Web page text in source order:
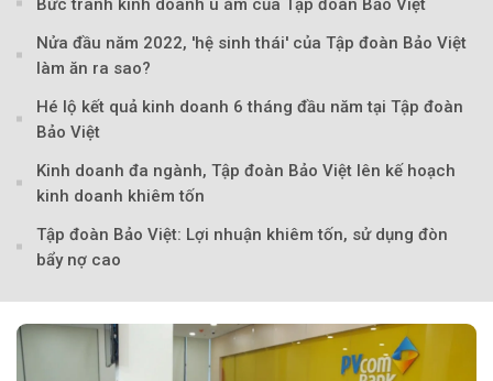
Bức tranh kinh doanh u ám của Tập đoàn Bảo Việt
Nửa đầu năm 2022, 'hệ sinh thái' của Tập đoàn Bảo Việt
làm ăn ra sao?
Hé lộ kết quả kinh doanh 6 tháng đầu năm tại Tập đoàn
Bảo Việt
Kinh doanh đa ngành, Tập đoàn Bảo Việt lên kế hoạch
kinh doanh khiêm tốn
Tập đoàn Bảo Việt: Lợi nhuận khiêm tốn, sử dụng đòn
bẩy nợ cao